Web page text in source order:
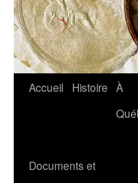
Accueil Histoire À
Documents et